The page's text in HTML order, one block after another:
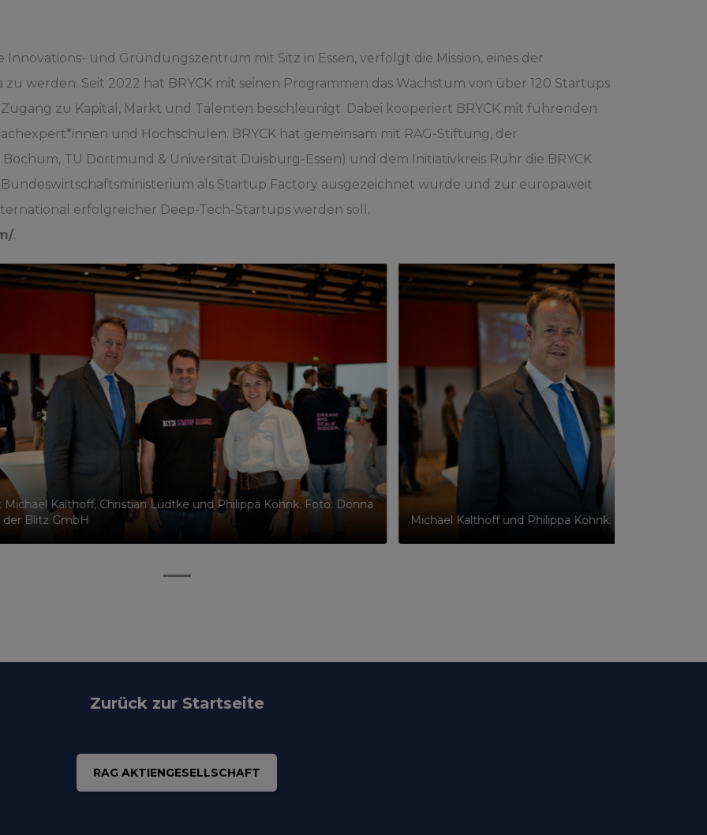
Innovations- und Gründungszentrum mit Sitz in Essen, verfolgt die Mission, eines der
werden. Seit 2022 hat BRYCK mit seinen Programmen das Wachstum von über 120 Startups
zu Kapital, Markt und Talenten beschleunigt. Dabei kooperiert BRYCK mit führenden
und Hochschulen. BRYCK hat gemeinsam mit RAG-Stiftung, der
TU Dortmund & Universität Duisburg-Essen) und dem Initiativkreis Ruhr die BRYCK
als Startup Factory ausgezeichnet wurde und zur europaweit
erfolgreicher Deep-Tech-Startups werden soll.
.
Michael Kalthoff, Christian Lüdtke und Philippa Köhnk. Foto: Donna
der Blitz GmbH
Michael Kalthoff und Philippa Köhnk. Foto: Donna
Zurück zur Startseite
RAG AKTIENGESELLSCHAFT